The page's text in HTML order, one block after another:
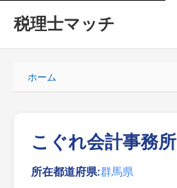
税理士マッチ
ホーム
こぐれ会計事務所
所在都道府県:群馬県